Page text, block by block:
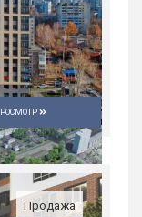
Продажа